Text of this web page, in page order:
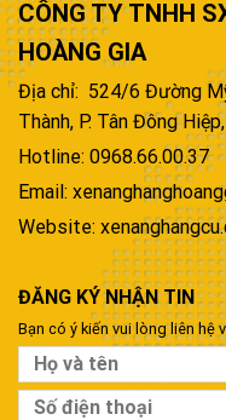
CÔNG TY TNHH
HOÀNG GIA
Địa chỉ: 524/6 Đường
Thành, P. Tân Đông
Hotline: 0968.66.00.37
Email:
Website:
ĐĂNG KÝ NHẬN TIN
Bạn có ý kiến vui lòng liên hệ